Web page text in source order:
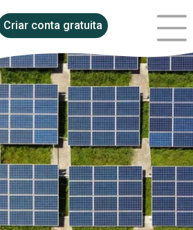
Criar conta gratuita